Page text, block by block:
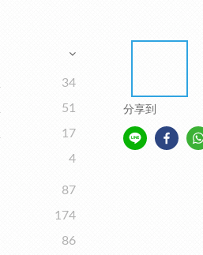
34
51
17
4
87
174
86
分享到